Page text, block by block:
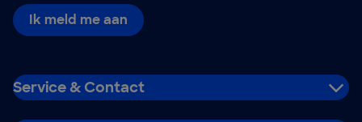
Ik meld me aan
Service & Contact